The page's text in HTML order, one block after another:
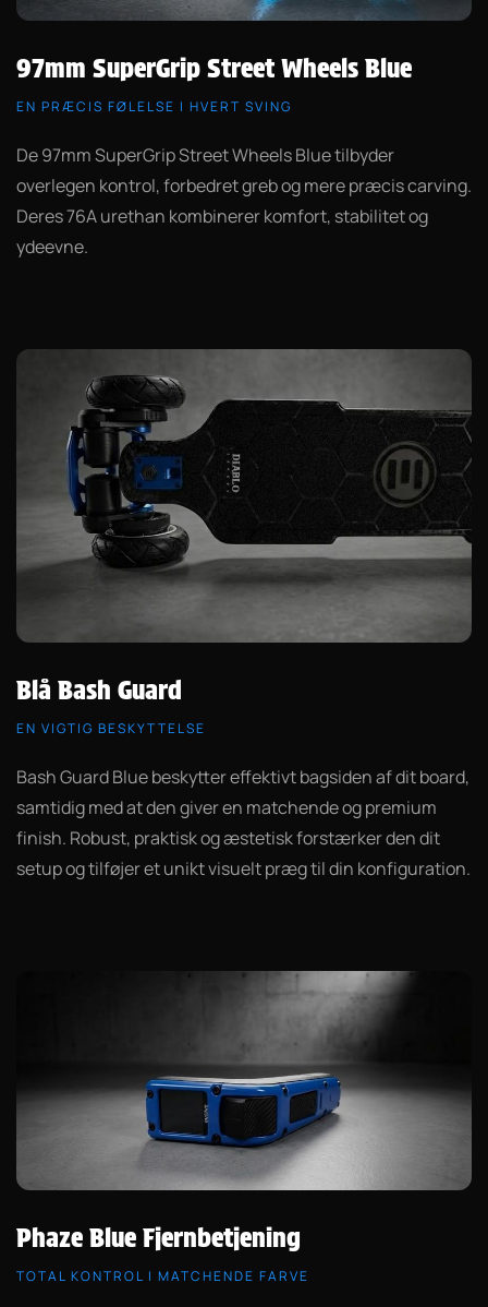
97mm SuperGrip Street Wheels Blue
EN PRÆCIS FØLELSE I HVERT SVING
De 97mm SuperGrip Street Wheels Blue tilbyder
overlegen kontrol, forbedret greb og mere præcis carving.
Deres 76A urethan kombinerer komfort, stabilitet og
ydeevne.
Blå Bash Guard
EN VIGTIG BESKYTTELSE
Bash Guard Blue beskytter effektivt bagsiden af dit board,
samtidig med at den giver en matchende og premium
finish. Robust, praktisk og æstetisk forstærker den dit
setup og tilføjer et unikt visuelt præg til din konfiguration.
Phaze Blue Fjernbetjening
TOTAL KONTROL I MATCHENDE FARVE